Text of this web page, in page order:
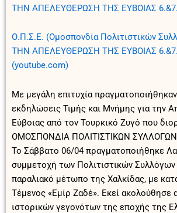
ΤΗΝ ΑΠΕΛΕΥΘΕΡΩΣΗ ΤΗΣ ΕΥΒΟΙΑΣ
Ο.Π.Σ.Ε. (Ομοσπονδία Πολιτιστικών
ΤΗΝ ΑΠΕΛΕΥΘΕΡΩΣΗ ΤΗΣ ΕΥΒΟΙΑΣ
(youtube.com)
Με μεγάλη επιτυχία
εκδηλώσεις Τιμής και Μνήμης για την
Εύβοιας από τον Τουρκικό Ζυγό που
ΟΜΟΣΠΟΝΔΙΑ ΠΟΛΙΤΙΣΤΙΚΩΝ ΣΥΛΛΟΓΩΝ
Το Σάββατο 06/04 πραγματοποιήθηκε
συμμετοχή των Πολιτιστικών
παραλιακό μέτωπο της Χαλκίδας, με
Τέμενος «Εμίρ Ζαδέ». Εκεί
ιστορικών γεγονότων της εποχής της